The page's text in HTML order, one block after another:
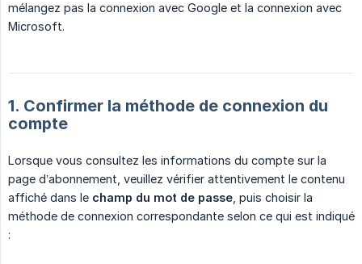
mélangez pas la connexion avec Google et la connexion avec
Microsoft.
1. Confirmer la méthode de connexion du
compte
Lorsque vous consultez les informations du compte sur la
page d’abonnement, veuillez vérifier attentivement le contenu
affiché dans le champ du mot de passe , puis choisir la
méthode de connexion correspondante selon ce qui est indiqué
: